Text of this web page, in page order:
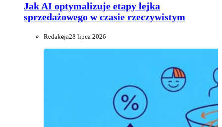
Jak AI optymalizuje etapy lejka
sprzedażowego w czasie rzeczywistym
Redakcja28 lipca 2026